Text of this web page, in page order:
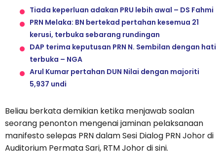
Tiada keperluan adakan PRU lebih awal – DS Fahmi
PRN Melaka: BN bertekad pertahan kesemua 21
kerusi, terbuka sebarang rundingan
DAP terima keputusan PRN N. Sembilan dengan hati
terbuka – NGA
Arul Kumar pertahan DUN Nilai dengan majoriti
5,937 undi
Beliau berkata demikian ketika menjawab soalan
seorang penonton mengenai jaminan pelaksanaan
manifesto selepas PRN dalam Sesi Dialog PRN Johor di
Auditorium Permata Sari, RTM Johor di sini.